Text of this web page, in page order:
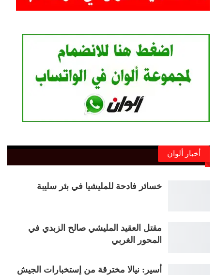
أخبار ألوان
خسائر فادحة للمليشيا في بئر سليبة
مقتل العقيد المليشي صالح الزبدي في
المحور الغربي
أسير: نيالا مخترقة من إستخبارات الجيش